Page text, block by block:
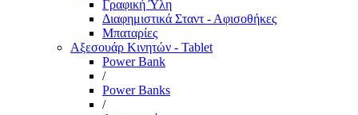
Γραφική Ύλη
Διαφημιστικά Σταντ - Αφισοθήκες
Μπαταρίες
Αξεσουάρ Κινητών - Tablet
Power Bank
/
Power Banks
/